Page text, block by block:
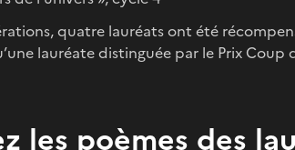
quatre lauréats ont été
lauréate distinguée par le Prix
les poèmes des